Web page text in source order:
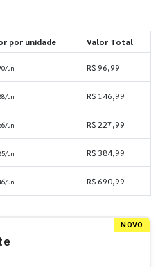
por unidade Valor Total
un R$ 96,99
un R$ 146,99
un R$ 227,99
un R$ 384,99
un R$ 690,99
NOVO